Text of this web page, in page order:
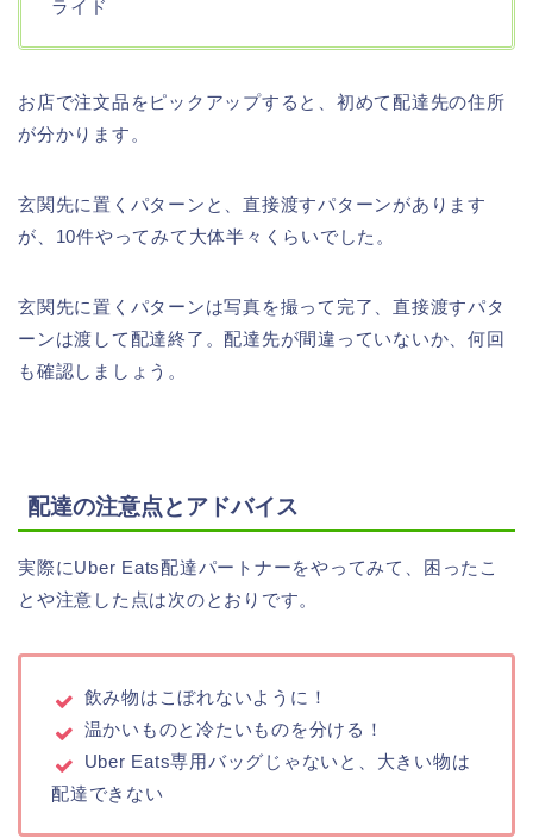
ライド
お店で注文品をピックアップすると、初めて配達先の住所
が分かります。
玄関先に置くパターンと、直接渡すパターンがあります
が、10件やってみて大体半々くらいでした。
玄関先に置くパターンは写真を撮って完了、直接渡すパタ
ーンは渡して配達終了。配達先が間違っていないか、何回
も確認しましょう。
配達の注意点とアドバイス
実際にUber Eats配達パートナーをやってみて、困ったこ
とや注意した点は次のとおりです。
飲み物はこぼれないように！
温かいものと冷たいものを分ける！
Uber Eats専用バッグじゃないと、大きい物は
配達できない